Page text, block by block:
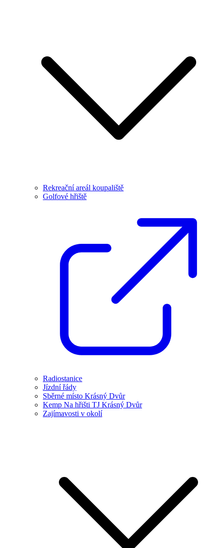
Rekreační areál koupaliště
Golfové hřiště
Radiostanice
Jízdní řády
Sběrné místo Krásný Dvůr
Kemp Na hřišti TJ Krásný Dvůr
Zajímavosti v okolí